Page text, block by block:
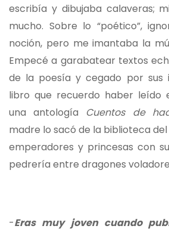
escribía y dibujaba calaveras;
mucho. Sobre lo “poético”,
noción, pero me imantaba la
Empecé a garabatear textos
de la poesía y cegado por sus
libro que recuerdo haber leído
una antología Cuentos de
madre lo sacó de la biblioteca
emperadores y princesas con
pedrería entre dragones
-Eras muy joven cuando